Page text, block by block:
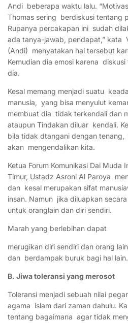
Andi beberapa waktu lalu.
Thomas sering berdiskusi tentang
Rupanya percakapan ini sudah
ada tanya-jawab, pendapat,” kata
(Andi) menyatakan hal tersebut
Kemudian dia emosi karena diskusi
dia.
Kesal memang menjadi suatu
manusia, yang bisa menyulut
membuat dia tidak terkendali dan
ataupun Tindakan diluar kendali.
bila tidak dtangani dengan tenang,
akan mengendalikan kita.
Ketua Forum Komunikasi Dai Muda
Timur, Ustadz Asroni Al Paroya
dan kesal merupakan sifat
insan. Namun jika diluapkan
untuk oranglain dan diri sendiri.
Marah yang berlebihan dapat
merugikan diri sendiri dan orang
dan berdampak buruk bagi hal lain.
B. Jiwa toleransi yang merosot
Toleransi menjadi sebuah nilai
agama islam dari zaman dahulu.
tentang bagaimana agar tidak